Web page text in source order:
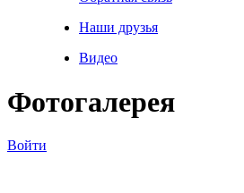
Наши друзья
Видео
Фотогалерея
Войти